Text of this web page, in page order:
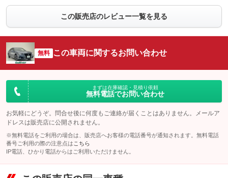
この販売店のレビュー一覧を見る
無料 この車両に関するお問い合わせ
まずは在庫確認・見積り依頼
無料電話でお問い合わせ
お気軽にどうぞ。問合せ後に何度もご連絡が届くことはありません。メールア
ドレスは販売店に公開されません。
※無料電話をご利用の場合は、販売店へお客様の電話番号が通知されます。無料電話
番号ご利用の際の注意点は こちら
IP電話、ひかり電話からはご利用いただけません。